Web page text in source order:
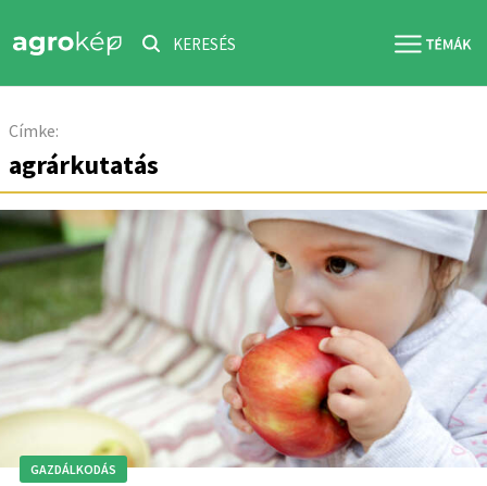
KERESÉS
Címke:
agrárkutatás
GAZDÁLKODÁS